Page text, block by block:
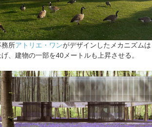
務所アトリエ・ワンがデザインしたメカニズム
げ、建物の一部を40メートルも上昇させる。